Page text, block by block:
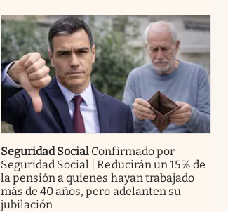
Seguridad Social Confirmado por
Seguridad Social | Reducirán un 15% de
la pensión a quienes hayan trabajado
más de 40 años, pero adelanten su
jubilación